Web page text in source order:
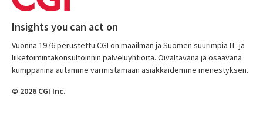
Insights you can act on
Vuonna 1976 perustettu CGI on maailman ja Suomen suurimpia IT- ja
liiketoimintakonsultoinnin palveluyhtiöitä. Oivaltavana ja osaavana
kumppanina autamme varmistamaan asiakkaidemme menestyksen.
© 2026 CGI Inc.